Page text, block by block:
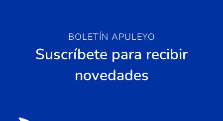
BOLETÍN APULEYO
Suscríbete para recibir
novedades